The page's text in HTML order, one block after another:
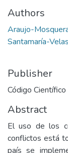
Authors
Araujo-
Santamaría-
Publisher
Código
Abstract
El uso de los
conflictos está
país se